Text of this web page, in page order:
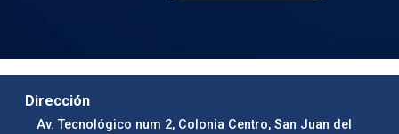
Dirección
Av. Tecnológico num 2, Colonia Centro, San Juan del